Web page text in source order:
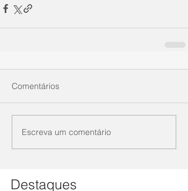
Comentários
Escreva um comentário
Destaques